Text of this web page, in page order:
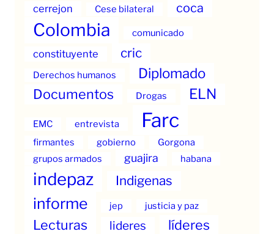
cerrejon Cese bilateral coca
Colombia comunicado
constituyente cric
Derechos humanos Diplomado
Documentos Drogas ELN
EMC entrevista Farc
firmantes gobierno
Gorgona
grupos armados
guajira habana
indepaz Indigenas
informe jep justicia y paz
Lecturas lideres líderes